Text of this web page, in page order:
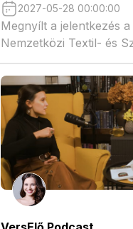
2027-05-28 00:00:00
Megnyílt a jelentkezés a
Nemzetközi Textil- és
Triennáléra